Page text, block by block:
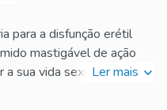
para a disfunção erétil
mastigável de ação
sua vida sexual,Ler mais